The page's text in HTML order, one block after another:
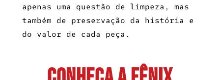
apenas uma questão de limpeza, mas
também de preservação da história e
do valor de cada peça.